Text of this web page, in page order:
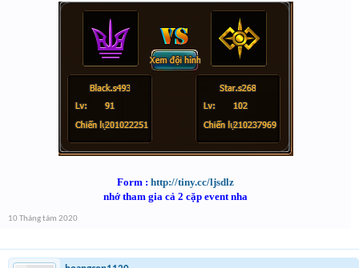
Form : http://tiny.cc/ljsdlz
nhớ tham gia cả 2 cặp event nha
10 Tháng tám 2020